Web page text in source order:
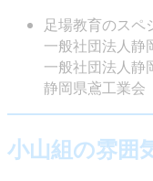
足場教育のスペ
一般社団法人
一般社団法人
静岡県鳶工業
小山組の雰囲